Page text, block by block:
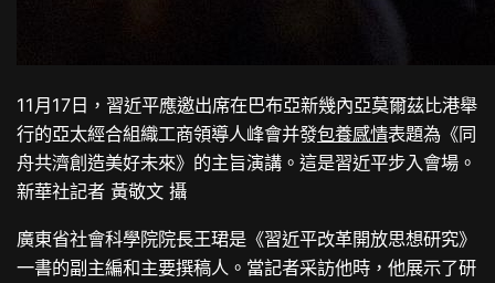
11月17日，習近平應邀出席在巴布亞新幾內亞莫爾茲比港舉
行的亞太經合組織工商領導人峰會并發包養感情表題為《同
舟共濟創造美好未來》的主旨演講。這是習近平步入會場。
新華社記者 黃敬文 攝
廣東省社會科學院院長王珺是《習近平改革開放思想研究》
一書的副主編和主要撰稿人。當記者采訪他時，他展示了研